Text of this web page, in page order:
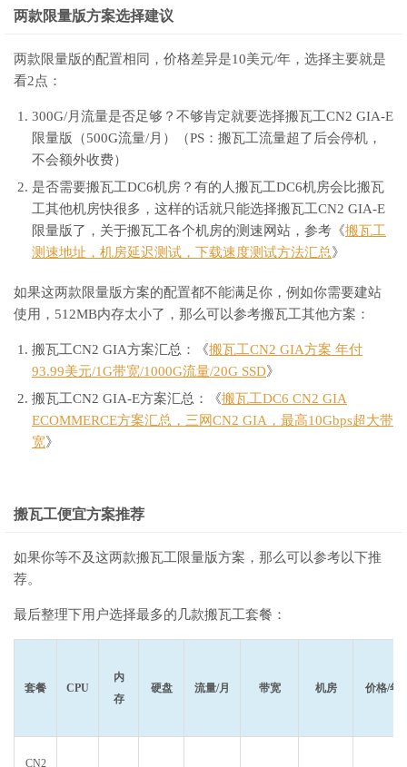
两款限量版方案选择建议
两款限量版的配置相同，价格差异是10美元/年，选择主要就是
看2点：
300G/月流量是否足够？不够肯定就要选择搬瓦工CN2 GIA-E
限量版（500G流量/月）（PS：搬瓦工流量超了后会停机，
不会额外收费）
是否需要搬瓦工DC6机房？有的人搬瓦工DC6机房会比搬瓦
工其他机房快很多，这样的话就只能选择搬瓦工CN2 GIA-E
限量版了，关于搬瓦工各个机房的测速网站，参考《搬瓦工
测速地址，机房延迟测试，下载速度测试方法汇总》
如果这两款限量版方案的配置都不能满足你，例如你需要建站
使用，512MB内存太小了，那么可以参考搬瓦工其他方案：
搬瓦工CN2 GIA方案汇总：《搬瓦工CN2 GIA方案 年付
93.99美元/1G带宽/1000G流量/20G SSD》
搬瓦工CN2 GIA-E方案汇总：《搬瓦工DC6 CN2 GIA
ECOMMERCE方案汇总，三网CN2 GIA，最高10Gbps超大带
宽》
搬瓦工便宜方案推荐
如果你等不及这两款搬瓦工限量版方案，那么可以参考以下推
荐。
最后整理下用户选择最多的几款搬瓦工套餐：
套餐 CPU
内
存
硬盘 流量/月 带宽 机房 价格/年
CN2